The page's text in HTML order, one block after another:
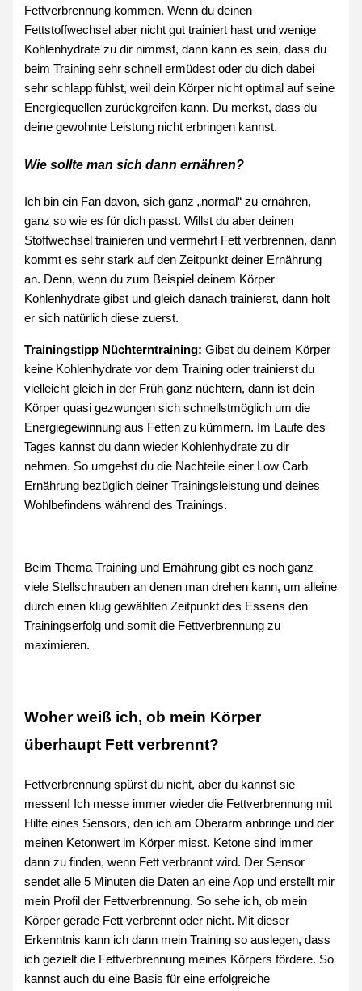
Fettverbrennung kommen. Wenn du deinen
Fettstoffwechsel aber nicht gut trainiert hast und wenige
Kohlenhydrate zu dir nimmst, dann kann es sein, dass du
beim Training sehr schnell ermüdest oder du dich dabei
sehr schlapp fühlst, weil dein Körper nicht optimal auf seine
Energiequellen zurückgreifen kann. Du merkst, dass du
deine gewohnte Leistung nicht erbringen kannst.
Wie sollte man sich dann ernähren?
Ich bin ein Fan davon, sich ganz „normal“ zu ernähren,
ganz so wie es für dich passt. Willst du aber deinen
Stoffwechsel trainieren und vermehrt Fett verbrennen, dann
kommt es sehr stark auf den Zeitpunkt deiner Ernährung
an. Denn, wenn du zum Beispiel deinem Körper
Kohlenhydrate gibst und gleich danach trainierst, dann holt
er sich natürlich diese zuerst.
Trainingstipp Nüchterntraining: Gibst du deinem Körper
keine Kohlenhydrate vor dem Training oder trainierst du
vielleicht gleich in der Früh ganz nüchtern, dann ist dein
Körper quasi gezwungen sich schnellstmöglich um die
Energiegewinnung aus Fetten zu kümmern. Im Laufe des
Tages kannst du dann wieder Kohlenhydrate zu dir
nehmen. So umgehst du die Nachteile einer Low Carb
Ernährung bezüglich deiner Trainingsleistung und deines
Wohlbefindens während des Trainings.
Beim Thema Training und Ernährung gibt es noch ganz
viele Stellschrauben an denen man drehen kann, um alleine
durch einen klug gewählten Zeitpunkt des Essens den
Trainingserfolg und somit die Fettverbrennung zu
maximieren.
Woher weiß ich, ob mein Körper
überhaupt Fett verbrennt?
Fettverbrennung spürst du nicht, aber du kannst sie
messen! Ich messe immer wieder die Fettverbrennung mit
Hilfe eines Sensors, den ich am Oberarm anbringe und der
meinen Ketonwert im Körper misst. Ketone sind immer
dann zu finden, wenn Fett verbrannt wird. Der Sensor
sendet alle 5 Minuten die Daten an eine App und erstellt mir
mein Profil der Fettverbrennung. So sehe ich, ob mein
Körper gerade Fett verbrennt oder nicht. Mit dieser
Erkenntnis kann ich dann mein Training so auslegen, dass
ich gezielt die Fettverbrennung meines Körpers fördere. So
kannst auch du eine Basis für eine erfolgreiche